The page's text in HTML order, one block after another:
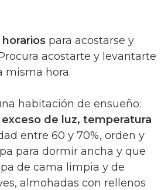
para acostarse y
acostarte y levantarte
misma hora.
habitación de ensueño:
de luz, temperatura
entre 60 y 70%, orden y
para dormir ancha y que
de cama limpia y de
almohadas con rellenos